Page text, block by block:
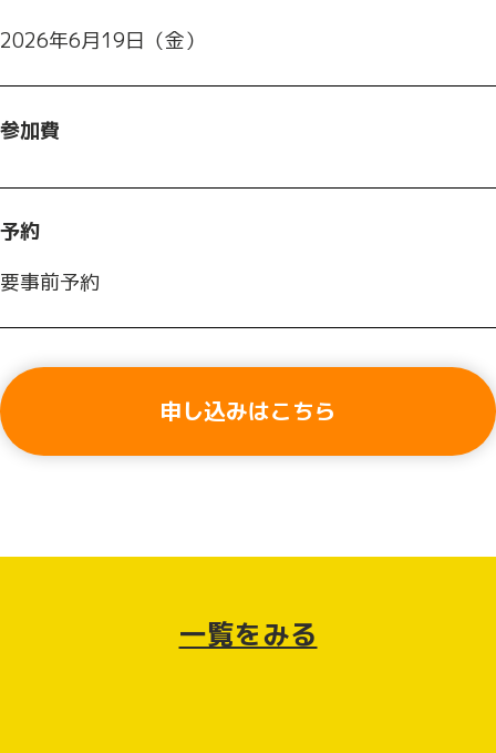
2026年6月19日（金）
参加費
予約
要事前予約
申し込みはこちら
一覧をみる